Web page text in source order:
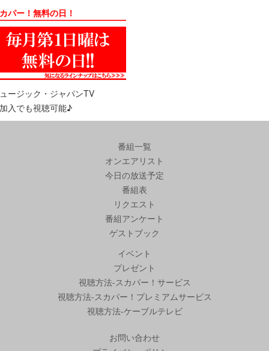
パー！無料の日！
ージック・ジャパンTV
入でも視聴可能♪
番組一覧
オンエアリスト
今日の放送予定
番組表
リクエスト
番組アンケート
ゲストブック
イベント
プレゼント
視聴方法-スカパー！サービス
視聴方法-スカパー！プレミアムサービス
視聴方法-ケーブルテレビ
お問い合わせ